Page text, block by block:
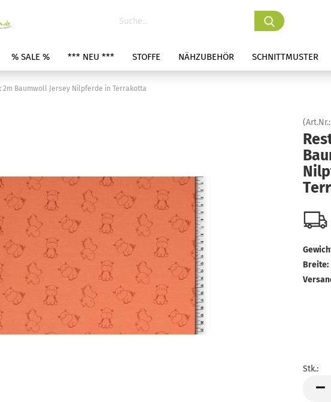
% SALE % *** NEU *** STOFFE NÄHZUBEHÖR SCHNITTMUSTER
2m Baumwoll Jersey Nilpferde in Terrakotta
(Art.Nr.:
Breite:
Stk.: